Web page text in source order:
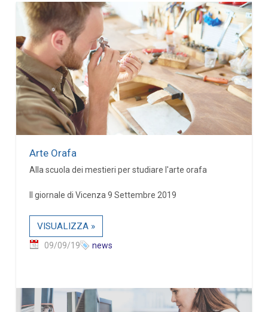
Arte Orafa
Alla scuola dei mestieri per studiare l'arte orafa
Il giornale di Vicenza 9 Settembre 2019
VISUALIZZA »
09/09/19 news